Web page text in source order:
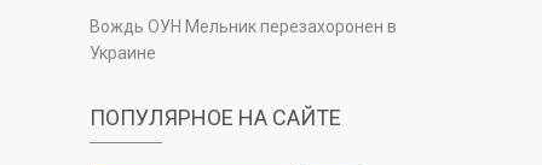
Вождь ОУН Мельник перезахоронен в
Украине
ПОПУЛЯРНОЕ НА САЙТЕ